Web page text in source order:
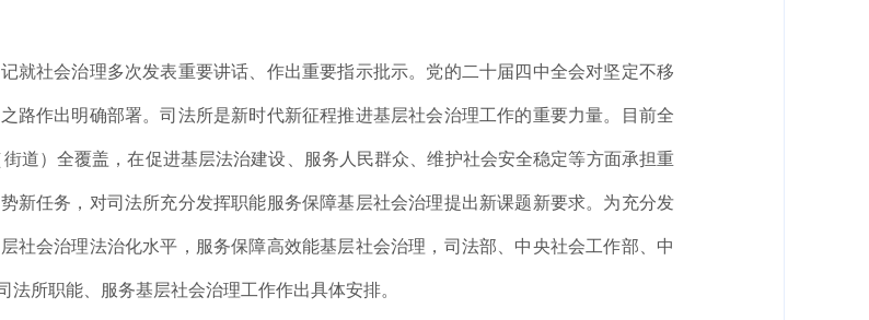
就社会治理多次发表重要讲话、作出重要指示批示。党的二十届四中全会对坚定不移
路作出明确部署。司法所是新时代新征程推进基层社会治理工作的重要力量。目前全
道）全覆盖，在促进基层法治建设、服务人民群众、维护社会安全稳定等方面承担重
新任务，对司法所充分发挥职能服务保障基层社会治理提出新课题新要求。为充分发
社会治理法治化水平，服务保障高效能基层社会治理，司法部、中央社会工作部、中
所职能、服务基层社会治理工作作出具体安排。